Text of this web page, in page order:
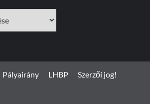
Pályairány LHBP Szerzői jog!